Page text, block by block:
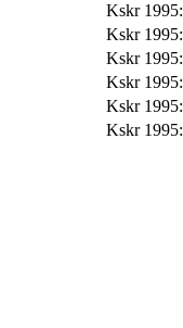
Kskr
Kskr
Kskr
Kskr
Kskr
Kskr